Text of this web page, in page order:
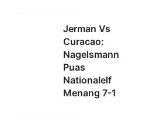
Jerman Vs
Curacao:
Nagelsmann
Puas
Nationalelf
Menang 7-1